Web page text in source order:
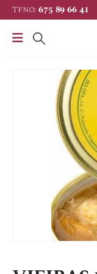
Tfno:675 89 66 41